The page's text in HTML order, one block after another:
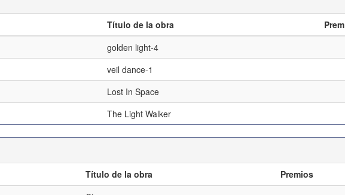
Título de la obra
golden light-4
veil dance-1
Lost In Space
The Light Walker
Título de la obra
Premios